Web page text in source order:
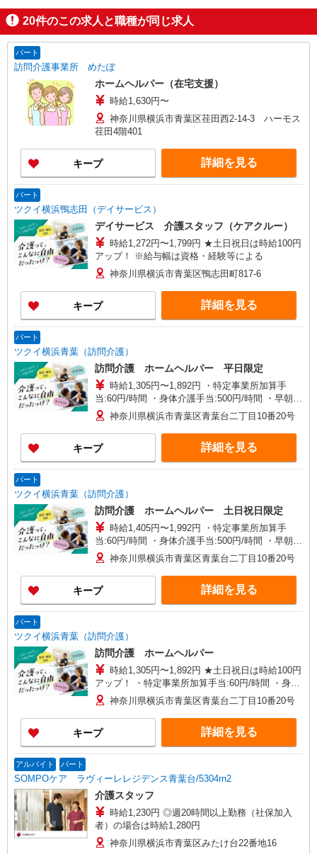
20件のこの求人と職種が同じ求人
パート
訪問介護事業所 めたぽ
ホームヘルパー（在宅支援）
時給1,630円〜
神奈川県横浜市青葉区荏田西2-14-3 ハーモス
荏田4階401
キープ 詳細を見る
パート
ツクイ横浜鴨志田（デイサービス）
デイサービス 介護スタッフ（ケアクルー）
時給1,272円〜1,799円 ★土日祝日は時給100円
アップ！ ※給与幅は資格・経験等による
神奈川県横浜市青葉区鴨志田町817-6
キープ 詳細を見る
パート
ツクイ横浜青葉（訪問介護）
訪問介護 ホームヘルパー 平日限定
時給1,305円〜1,892円 ・特定事業所加算手
当:60円/時間 ・身体介護手当:500円/時間 ・早朝夜
間深夜手当:300円/時間 （18:00〜翌07:59の時間
帯） ・ICT手当:2,000円/月 ・深夜割増は別途支給
・ケア→ケアの移動時間も賃金（時給）を支給 ※
給与幅は資格・経験等による
神奈川県横浜市青葉区青葉台二丁目10番20号
キープ 詳細を見る
パート
ツクイ横浜青葉（訪問介護）
訪問介護 ホームヘルパー 土日祝日限定
時給1,405円〜1,992円 ・特定事業所加算手
当:60円/時間 ・身体介護手当:500円/時間 ・早朝夜
間深夜手当:300円/時間 （18:00〜翌07:59の時間
帯） ・ICT手当:2,000円/月 ・深夜割増は別途支給
・ケア→ケアの移動時間も賃金（時給）を支給 ・
土日祝日手当:100円/時間含む ※給与幅は資格・経
験等による
神奈川県横浜市青葉区青葉台二丁目10番20号
キープ 詳細を見る
パート
ツクイ横浜青葉（訪問介護）
訪問介護 ホームヘルパー
時給1,305円〜1,892円 ★土日祝日は時給100円
アップ！ ・特定事業所加算手当:60円/時間 ・身体
介護手当:500円/時間 ・早朝夜間深夜手当:300円/
時間 （18:00〜翌07:59の時間帯） ・ICT手
当:2,000円/月 ・深夜割増は別途支給 ・ケア→ケ
アの移動時間も賃金（時給）を支給 ※給与幅は資
格・経験等による
神奈川県横浜市青葉区青葉台二丁目10番20号
キープ 詳細を見る
アルバイト パート
SOMPOケア ラヴィーレレジデンス青葉台/5304rn2
介護スタッフ
時給1,230円 ◎週20時間以上勤務（社保加入
者）の場合は時給1,280円
神奈川県横浜市青葉区みたけ台22番地16